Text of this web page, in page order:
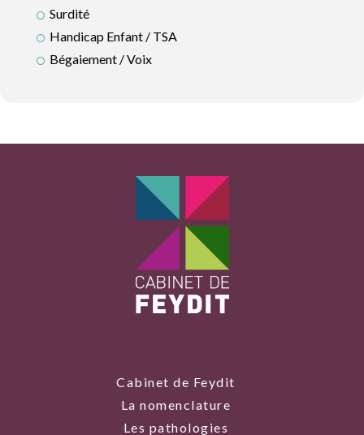
Surdité
Handicap Enfant / TSA
Bégaiement / Voix
Cabinet de Feydit
La nomenclature
Les pathologies